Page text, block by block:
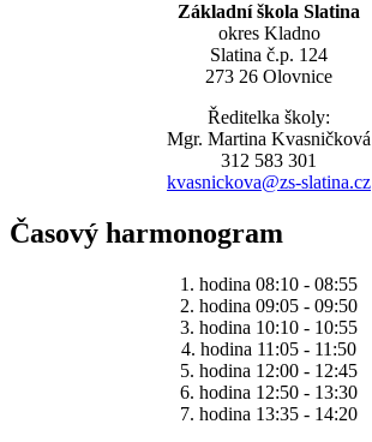
Základní škola Slatina
okres Kladno
Slatina č.p. 124
273 26 Olovnice
Ředitelka školy:
Mgr. Martina Kvasničková
312 583 301
kvasnickova@zs-slatina.cz
Časový harmonogram
1. hodina 08:10 - 08:55
2. hodina 09:05 - 09:50
3. hodina 10:10 - 10:55
4. hodina 11:05 - 11:50
5. hodina 12:00 - 12:45
6. hodina 12:50 - 13:30
7. hodina 13:35 - 14:20